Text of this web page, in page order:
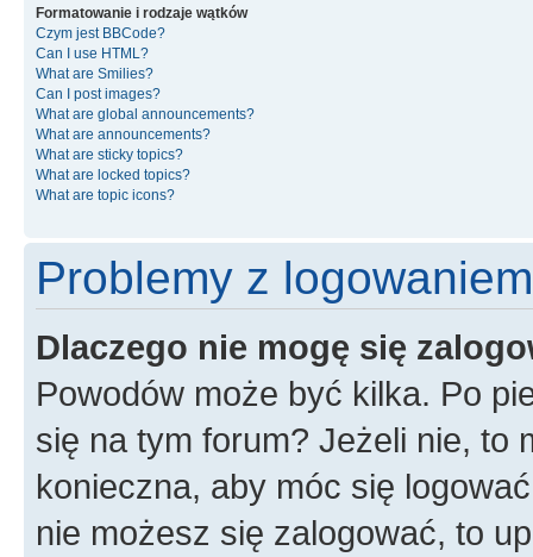
Formatowanie i rodzaje wątków
Czym jest BBCode?
Can I use HTML?
What are Smilies?
Can I post images?
What are global announcements?
What are announcements?
What are sticky topics?
What are locked topics?
What are topic icons?
Problemy z
Dlaczego nie mogę się
Powodów może być kilka. Po
się na tym forum? Jeżeli nie, to
konieczna, aby móc się
nie możesz się zalogować, to